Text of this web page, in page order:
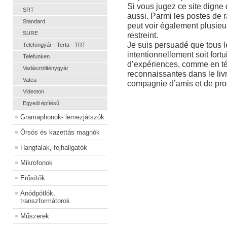
SRT
Standard
SURE
Telefongyár - Terta - TRT
Telefunken
Vadásztölténygyár
Vatea
Videoton
Egyedi építésű
Gramaphonok- lemezjátszók
Órsós és kazettás magnók
Hangfalak, fejhallgatók
Mikrofonok
Erősítők
Anódpótlók,
transzformátorok
Műszerek
Si vous jugez ce site digne
aussi. Parmi les postes de
peut voir également
restreint.
Je suis persuadé que tous
intentionnellement soit
d’expériences, comme en
reconnaissantes dans le
compagnie d’amis et de